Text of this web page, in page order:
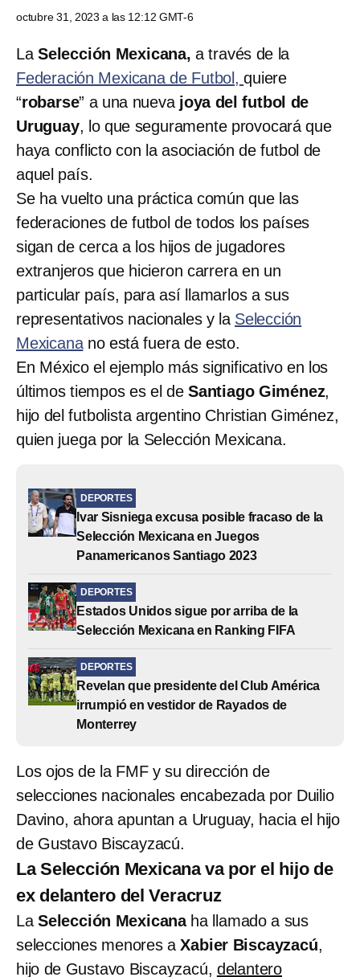
octubre 31, 2023 a las 12:12 GMT-6
LaSelección Mexicana,a través de la
Federación Mexicana de Futbol, quiere
“robarse” a una nueva joya del futbol de
Uruguay, lo que seguramente provocará que
haya conflicto con la asociación de futbol de
aquel país.
Se ha vuelto una práctica común que las
federaciones de futbol de todos los países
sigan de cerca a los hijos de jugadores
extranjeros que hicieron carrera en un
particular país, para así llamarlos a sus
representativos nacionales y la Selección
Mexicanano está fuera de esto.
En México el ejemplo más significativo en los
últimos tiempos es el deSantiago Giménez,
hijo del futbolista argentino Christian Giménez,
quien juega por la Selección Mexicana.
DEPORTES
Ivar Sisniega excusa posible fracaso de la
Selección Mexicana en Juegos
Panamericanos Santiago 2023
DEPORTES
Estados Unidos sigue por arriba de la
Selección Mexicana en Ranking FIFA
DEPORTES
Revelan que presidente del Club América
irrumpió en vestidor de Rayados de
Monterrey
Los ojos de la FMF y su dirección de
selecciones nacionales encabezada por Duilio
Davino, ahora apuntan a Uruguay, hacia el hijo
de Gustavo Biscayzacú.
La Selección Mexicana va por el hijo de
ex delantero del Veracruz
LaSelección Mexicana ha llamado a sus
selecciones menores aXabier Biscayzacú,
hijo de Gustavo Biscayzacú, delantero